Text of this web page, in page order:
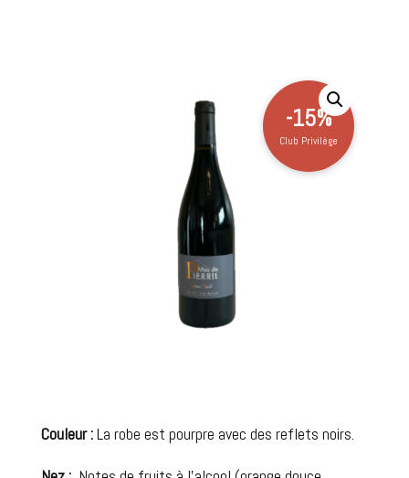
-15%
Club Privilège
Couleur :La robe est pourpre avec des reflets noirs.